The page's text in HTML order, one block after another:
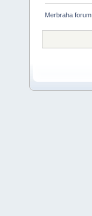
Merbraha forum